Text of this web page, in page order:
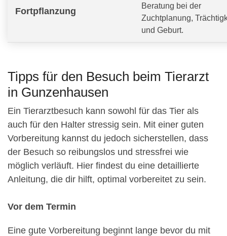
Fortpflanzung
Beratung bei der
Zuchtplanung,
und Geburt.
Tipps für den Besuch beim Tierarzt
in Gunzenhausen
Ein Tierarztbesuch kann sowohl für das Tier als
auch für den Halter stressig sein. Mit einer guten
Vorbereitung kannst du jedoch sicherstellen, dass
der Besuch so reibungslos und stressfrei wie
möglich verläuft. Hier findest du eine detaillierte
Anleitung, die dir hilft, optimal vorbereitet zu sein.
Vor dem Termin
Eine gute Vorbereitung beginnt lange bevor du mit